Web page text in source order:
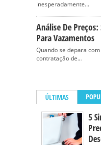
inesperadamente...
Análise De
Para Vazamentos
Quando se depara
contratação de...
ÚLTIMAS
5